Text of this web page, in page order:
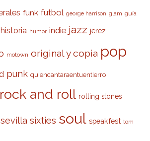
funk futbol george harrison glam guía
historia humor indie jazz jerez
motown original y copia pop
punk quiencantaraentuentierro
rock and roll rolling stones
sevilla sixties soul speakfest tom